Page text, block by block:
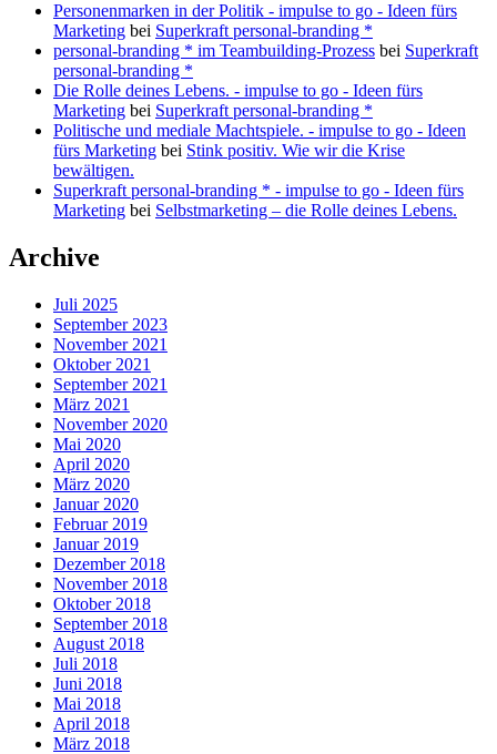
Personenmarken in der Politik - impulse to go - Ideen fürs
Marketing bei Superkraft personal-branding *
personal-branding * im Teambuilding-Prozess bei Superkraft
personal-branding *
Die Rolle deines Lebens. - impulse to go - Ideen fürs
Marketing bei Superkraft personal-branding *
Politische und mediale Machtspiele. - impulse to go - Ideen
fürs Marketing bei Stink positiv. Wie wir die Krise
bewältigen.
Superkraft personal-branding * - impulse to go - Ideen fürs
Marketing bei Selbstmarketing – die Rolle deines Lebens.
Archive
Juli 2025
September 2023
November 2021
Oktober 2021
September 2021
März 2021
November 2020
Mai 2020
April 2020
März 2020
Januar 2020
Februar 2019
Januar 2019
Dezember 2018
November 2018
Oktober 2018
September 2018
August 2018
Juli 2018
Juni 2018
Mai 2018
April 2018
März 2018